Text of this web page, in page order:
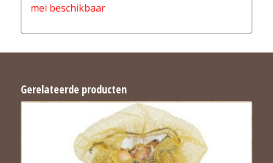
mei beschikbaar
Gerelateerde producten